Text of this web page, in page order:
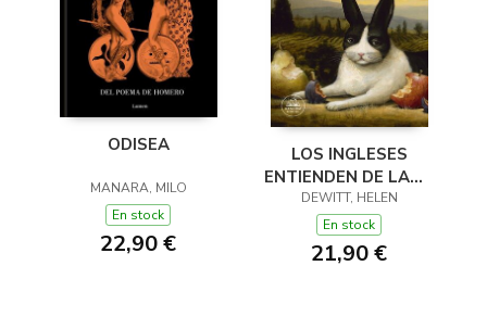
ODISEA
MANARA, MILO
En stock
22,90 €
LOS INGLESES
ENTIENDEN DE LANA
(Y OTROS TRUCOS)
DEWITT, HELEN
En stock
21,90 €